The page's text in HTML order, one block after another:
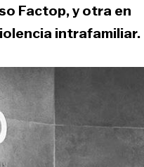
Factop, y otra en
intrafamiliar.